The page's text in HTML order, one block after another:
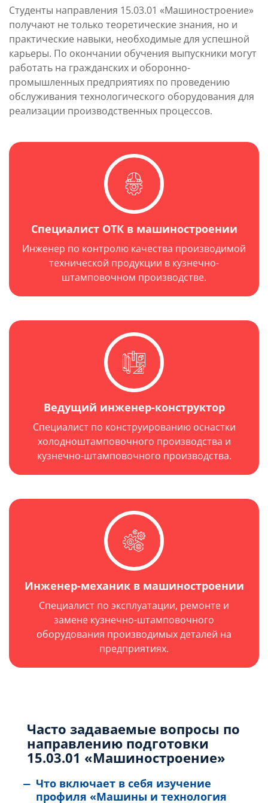
Год выпуска: 1962 г.
Студенты направления 15.03.01 «Машиностроение»
получают не только теоретические знания, но и
практические навыки, необходимые для успешной
карьеры. По окончании обучения выпускники могут
работать на гражданских и оборонно-
промышленных предприятиях по проведению
обслуживания технологического оборудования для
реализации производственных процессов.
Специалист ОТК в машиностроении
Инженер по контролю качества производимой
технической продукции в кузнечно-
штамповочном производстве.
Ведущий инженер-конструктор
Специалист по конструированию оснастки
холодноштамповочного производства и
кузнечно-штамповочного производства.
Инженер-механик в машиностроении
Специалист по эксплуатации, ремонте и
замене кузнечно-штамповочного
оборудования производимых деталей на
предприятиях.
Часто задаваемые вопросы по
направлению подготовки
15.03.01 «Машиностроение»
Что включает в себя изучение
профиля «Машины и технология